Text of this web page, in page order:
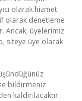
olarak hizmet
olarak denetleme
Ancak, üyelerimiz
siteye üye olarak
bildirmeniz
kaldırılacaktır.